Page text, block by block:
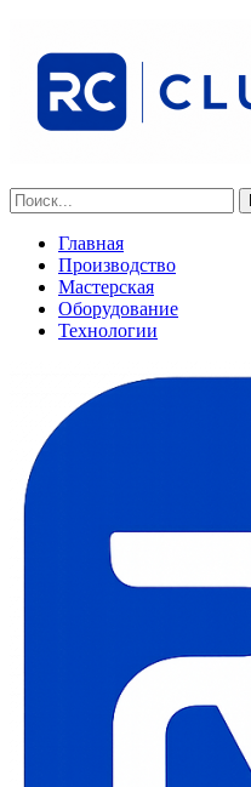
Главная
Производство
Мастерская
Оборудование
Технологии